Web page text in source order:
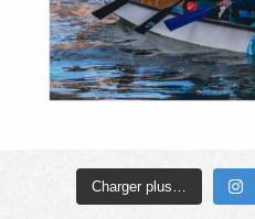
Charger plus…